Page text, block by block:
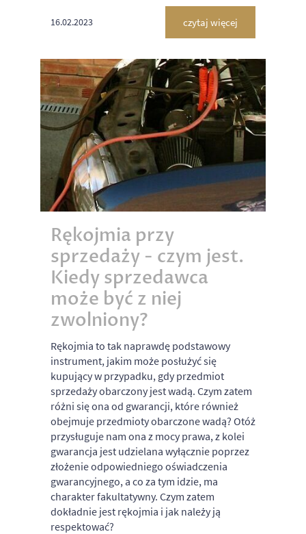
16.02.2023 czytaj więcej
Rękojmia przy
sprzedaży - czym jest.
Kiedy sprzedawca
może być z niej
zwolniony?
Rękojmia to tak naprawdę podstawowy
instrument, jakim może posłużyć się
kupujący w przypadku, gdy przedmiot
sprzedaży obarczony jest wadą. Czym zatem
różni się ona od gwarancji, które również
obejmuje przedmioty obarczone wadą? Otóż
przysługuje nam ona z mocy prawa, z kolei
gwarancja jest udzielana wyłącznie poprzez
złożenie odpowiedniego oświadczenia
gwarancyjnego, a co za tym idzie, ma
charakter fakultatywny. Czym zatem
dokładnie jest rękojmia i jak należy ją
respektować?